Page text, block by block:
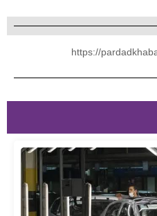
https://